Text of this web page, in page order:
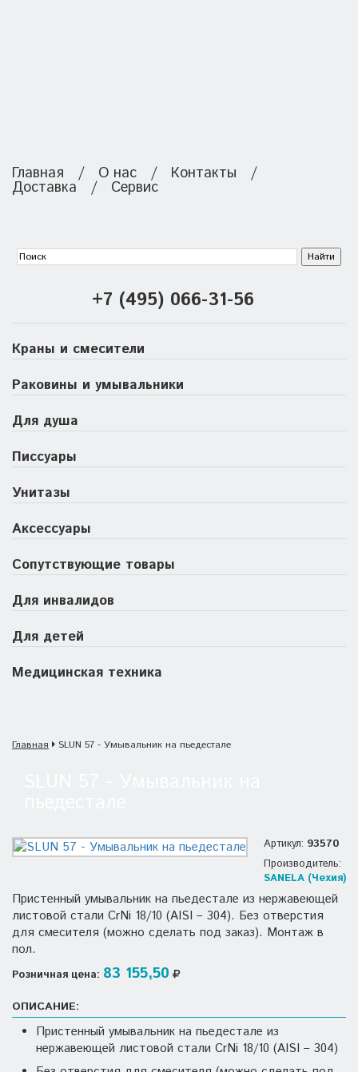
Главная / О нас / Контакты /
Доставка / Сервис
+7 (495) 066-31-56
Краны и смесители
Раковины и умывальники
Для душа
Писсуары
Унитазы
Аксессуары
Сопутствующие товары
Для инвалидов
Для детей
Медицинская техника
Главная SLUN 57 - Умывальник на пьедестале
Артикул: 93570
Производитель:
SANELA (Чехия)
Пристенный умывальник на пьедестале из нержавеющей
листовой стали CrNi 18/10 (AISI – 304). Без отверстия
для смесителя (можно сделать под заказ). Монтаж в
пол.
Розничная цена: 83 155,50
ОПИСАНИЕ:
Пристенный умывальник на пьедестале из
нержавеющей листовой стали CrNi 18/10 (AISI – 304)